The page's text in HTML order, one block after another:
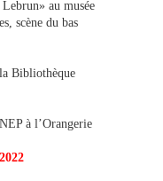
au musée
scène du bas
Bibliothèque
à l’Orangerie